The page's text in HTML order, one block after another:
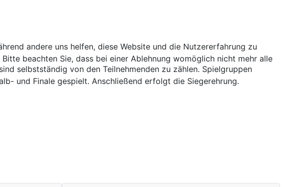
selbstständig von den Teilnehmenden zu zählen. Spielgruppen
und Finale gespielt. Anschließend erfolgt die Siegerehrung.
andere uns helfen, diese Website und die Nutzererfahrung zu
beachten Sie, dass bei einer Ablehnung womöglich nicht mehr alle